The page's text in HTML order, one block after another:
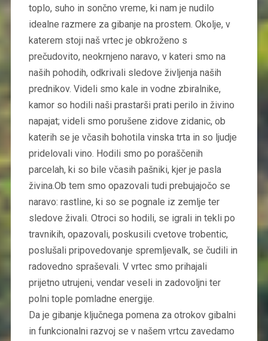
toplo, suho in sončno vreme, ki nam je nudilo
idealne razmere za gibanje na prostem. Okolje, v
katerem stoji naš vrtec je obkroženo s
prečudovito, neokrnjeno naravo, v kateri smo na
naših pohodih, odkrivali sledove življenja naših
prednikov. Videli smo kale in vodne zbiralnike,
kamor so hodili naši prastarši prati perilo in živino
napajat; videli smo porušene zidove zidanic, ob
katerih se je včasih bohotila vinska trta in so ljudje
pridelovali vino. Hodili smo po poraščenih
parcelah, ki so bile včasih pašniki, kjer je pasla
živina.Ob tem smo opazovali tudi prebujajočo se
naravo: rastline, ki so se pognale iz zemlje ter
sledove živali. Otroci so hodili, se igrali in tekli po
travnikih, opazovali, poskusili cvetove trobentic,
poslušali pripovedovanje spremljevalk, se čudili in
radovedno spraševali. V vrtec smo prihajali
prijetno utrujeni, vendar veseli in zadovoljni ter
polni tople pomladne energije.
Da je gibanje ključnega pomena za otrokov gibalni
in funkcionalni razvoj se v našem vrtcu zavedamo